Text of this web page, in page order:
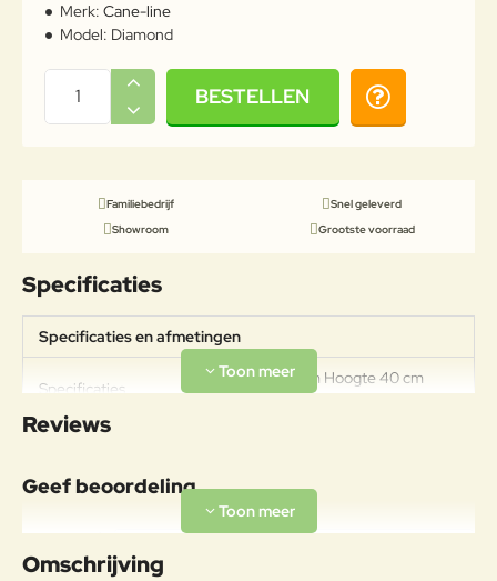
Merk: Cane-line
Model: Diamond
BESTELLEN
Familiebedrijf
Snel geleverd
Showroom
Grootste voorraad
Specificaties
Specificaties en afmetingen
Specificaties
Breedte 70 cm Hoogte 40 cm
Reviews
Geef beoordeling
Uw naam:
Omschrijving